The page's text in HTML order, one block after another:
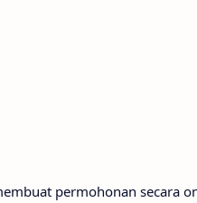
permohonan secara